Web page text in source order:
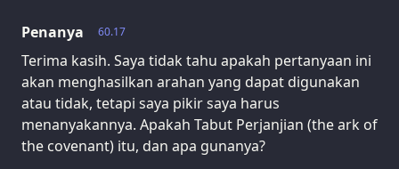
60.17
Penanya
Terima kasih. Saya tidak tahu apakah pertanyaan ini
akan menghasilkan arahan yang dapat digunakan
atau tidak, tetapi saya pikir saya harus
menanyakannya. Apakah Tabut Perjanjian (the ark of
the covenant) itu, dan apa gunanya?